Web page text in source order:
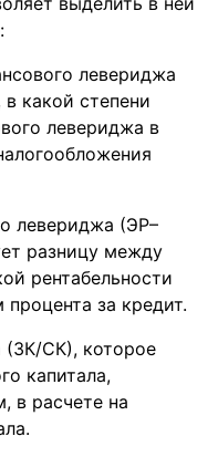
левериджа
какой степени
левериджа в
левериджа (ЭР–
разницу между
рентабельности
за кредит.
(ЗК/СК), которое
капитала,
в расчете на